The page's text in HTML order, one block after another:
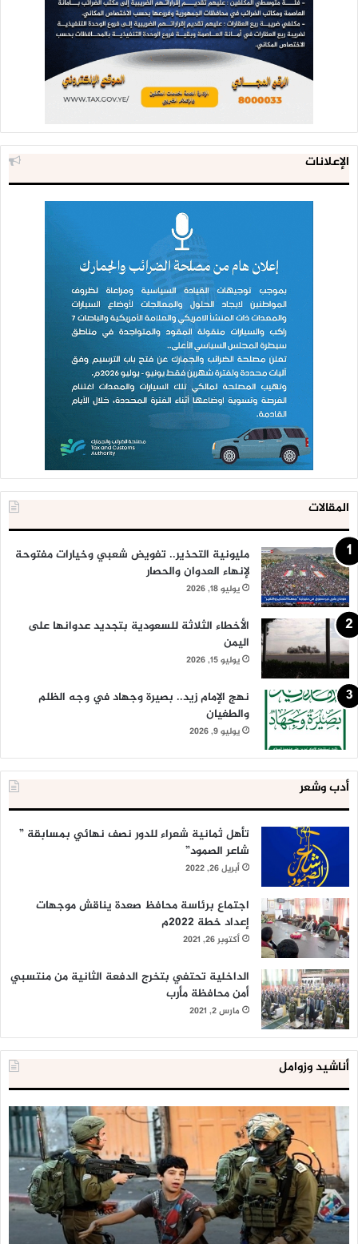
الإعلانات
المقالات
مليونية التحذير.. تفويض شعبي وخيارات مفتوحة
لإنهاء العدوان والحصار
يوليو 18, 2026
الأخطاء الثلاثة للسعودية بتجديد عدوانها على
اليمن
يوليو 15, 2026
نهج الإمام زيد.. بصيرة وجهاد في وجه الظلم
والطغيان
يوليو 9, 2026
أدب وشعر
تأهل ثمانية شعراء للدور نصف نهائي بمسابقة ”
شاعر الصمود”
أبريل 26, 2022
اجتماع برئاسة محافظ صعدة يناقش موجهات
إعداد خطة 2022م
أكتوبر 26, 2021
الداخلية تحتفي بتخرج الدفعة الثانية من منتسبي
أمن محافظة مأرب
مارس 2, 2021
أناشيد وزوامل
العدو
الإسرائيلي
اعتقل
543
طفلا
فلسطينيا
خلال
2020